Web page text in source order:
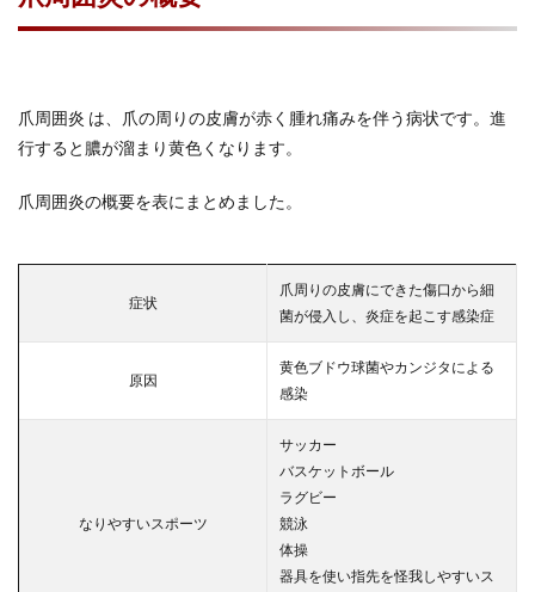
爪周囲炎 は、爪の周りの皮膚が赤く腫れ痛みを伴う病状です。進
行すると膿が溜まり黄色くなります。
爪周囲炎の概要を表にまとめました。
症状
爪周りの皮膚にできた傷口から細
菌が侵入し、炎症を起こす感染症
原因
黄色ブドウ球菌やカンジタによる
感染
なりやすいスポーツ
サッカー
バスケットボール
ラグビー
競泳
体操
器具を使い指先を怪我しやすいス